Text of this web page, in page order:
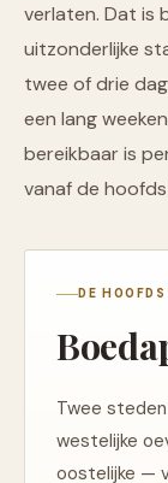
verlaten. Dat is
uitzonderlijke
twee of drie
een lang
bereikbaar is
vanaf de
DE
Twee
westelijke
oostelijke —